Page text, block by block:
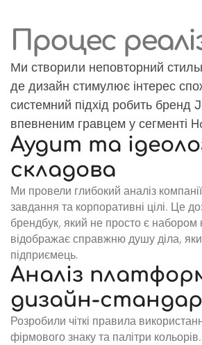
Процес
Ми створили неповторний
де дизайн стимулює інтерес
системний підхід робить бренд
впевненим гравцем у сегменті
Аудит та
складова
Ми провели глибокий аналіз
завдання та корпоративні цілі. Це
брендбук, який не просто є набором
відображає справжню душу діла,
підприємець.
Аналіз
дизайн-
Розробили чіткі правила
фірмового знаку та палітри